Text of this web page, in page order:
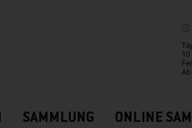
SAMMLUNG ONLINE